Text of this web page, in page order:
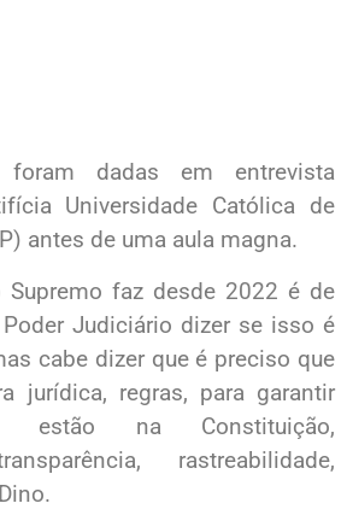
foram dadas em entrevista
Universidade Católica de
antes de uma aula magna.
Supremo faz desde 2022 é de
Judiciário dizer se isso é
cabe dizer que é preciso que
jurídica, regras, para garantir
estão na Constituição,
rastreabilidade,